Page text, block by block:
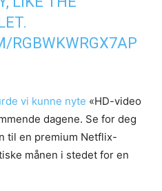
RGBWKWRGX7AP
vi kunne nyte «HD-video
dagene. Se for deg
til en premium Netflix-
månen i stedet for en